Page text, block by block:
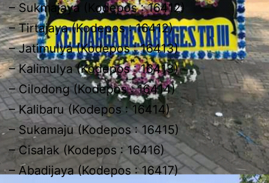
– Sukmajaya (Kodepos : 16412)
– Tirtajaya (Kodepos : 16412)
– Jatimulya (Kodepos : 16413)
– Kalimulya (Kodepos : 16413)
– Cilodong (Kodepos : 16414)
– Kalibaru (Kodepos : 16414)
– Sukamaju (Kodepos : 16415)
– Cisalak (Kodepos : 16416)
– Abadijaya (Kodepos : 16417)